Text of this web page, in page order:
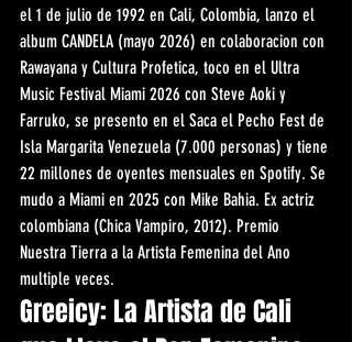
el 1 de julio de 1992 en Cali, Colombia, lanzo el
album CANDELA (mayo 2026) en colaboracion con
Rawayana y Cultura Profetica, toco en el Ultra
Music Festival Miami 2026 con Steve Aoki y
Farruko, se presento en el Saca el Pecho Fest de
Isla Margarita Venezuela (7.000 personas) y tiene
22 millones de oyentes mensuales en Spotify. Se
mudo a Miami en 2025 con Mike Bahia. Ex actriz
colombiana (Chica Vampiro, 2012). Premio
Nuestra Tierra a la Artista Femenina del Ano
multiple veces.
Greeicy: La Artista de Cali